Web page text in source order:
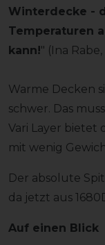
Winterdecke -
Temperaturen
kann!" (Ina
Warme Decken
schwer. Das
Vari Layer bietet
mit wenig
Der absolute
da jetzt aus
Auf einen Blick